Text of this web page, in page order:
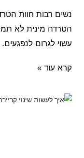
נשים רבות חוות
הטרדה מינית לא
עשוי לגרום לנפגעים.
קרא עוד »